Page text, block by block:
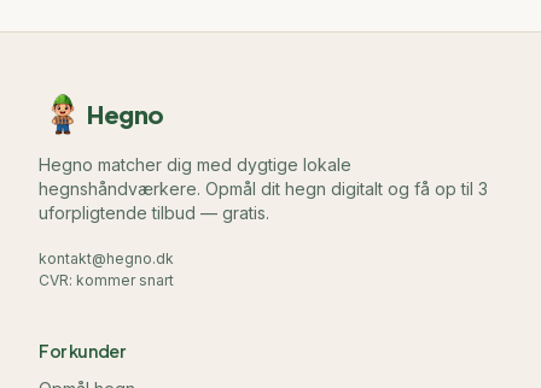
Hegno
Hegno matcher dig med dygtige lokale
hegnshåndværkere. Opmål dit hegn digitalt og få op til 3
uforpligtende tilbud — gratis.
kontakt@hegno.dk
CVR: kommer snart
For kunder